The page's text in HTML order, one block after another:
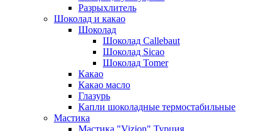
Разрыхлитель
Шоколад и какао
Шоколад
Шоколад Callebaut
Шоколад Sicao
Шоколад Tomer
Какао
Какао масло
Глазурь
Капли шоколадные термостабильные
Мастика
Мастика "Vizion" Турция